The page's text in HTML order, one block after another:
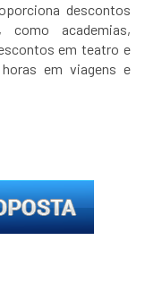
descontos
academias,
em teatro e
em viagens e